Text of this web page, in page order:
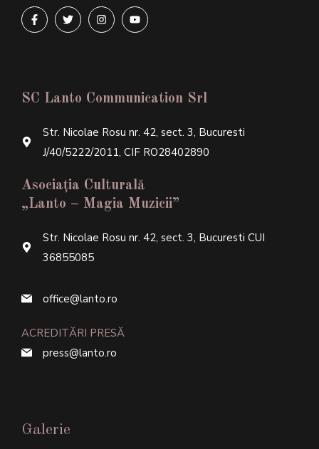
SC Lanto Communication Srl
Str. Nicolae Rosu nr. 42, sect. 3, Bucuresti
J/40/5222/2011, CIF RO28402890
Asociația Culturală
„Lanto – Magia Muzicii”
Str. Nicolae Rosu nr. 42, sect. 3, Bucuresti CUI
36855085
office@lanto.ro
ACREDITĂRI PRESĂ
press@lanto.ro
Galerie